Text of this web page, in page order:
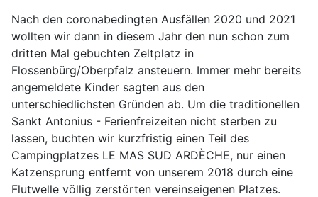
Nach den coronabedingten Ausfällen 2020 und 2021
wollten wir dann in diesem Jahr den nun schon zum
dritten Mal gebuchten Zeltplatz in
Flossenbürg/Oberpfalz ansteuern. Immer mehr bereits
angemeldete Kinder sagten aus den
unterschiedlichsten Gründen ab. Um die traditionellen
Sankt Antonius - Ferienfreizeiten nicht sterben zu
lassen, buchten wir kurzfristig einen Teil des
Campingplatzes LE MAS SUD ARDÈCHE, nur einen
Katzensprung entfernt von unserem 2018 durch eine
Flutwelle völlig zerstörten vereinseigenen Platzes.